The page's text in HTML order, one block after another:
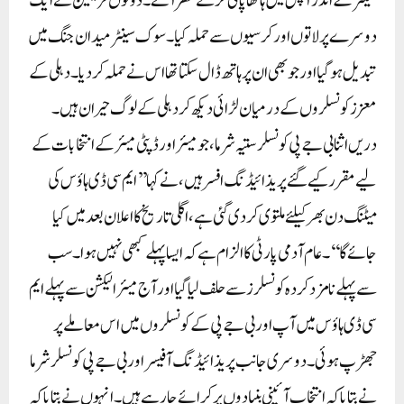
دوسرے پر لاتوں اور کرسیوں سے حملہ کیا۔ سوک سینٹر میدان جنگ میں
تبدیل ہو گیا اور جو بھی ان پر ہاتھ ڈال سکتا تھا اس نے حملہ کر دیا۔ دہلی کے
معزز کونسلروں کے درمیان لڑائی دیکھ کر دہلی کے لوگ حیران ہیں۔
دریں اثنا بی جے پی کونسلر ستیہ شرما، جو میئر اور ڈپٹی میئر کے انتخابات کے
لیے مقرر کیے گئے پریذائیڈنگ افسر ہیں، نے کہا ’’ایم سی ڈی ہاؤس کی
میٹنگ دن بھر کیلئے ملتوی کر دی گئی ہے، اگلی تاریخ کا اعلان بعد میں کیا
جائے گا‘‘۔عام آدمی پارٹی کا الزام ہے کہ ایسا پہلے کبھی نہیں ہوا۔ سب
سے پہلے نامزد کردہ کونسلرز سے حلف لیا گیا اور آج میئر الیکشن سے پہلے ایم
سی ڈی ہاؤس میں آپ اور بی جے پی کے کونسلروں میں اس معاملے پر
جھڑپ ہوئی۔ دوسری جانب پریذائیڈنگ آفیسر اور بی جے پی کونسلر شرما
نے بتایا کہ انتخاب آئینی بنیادوں پر کرائے جا رہے ہیں۔ انہوں نے بتایا کہ